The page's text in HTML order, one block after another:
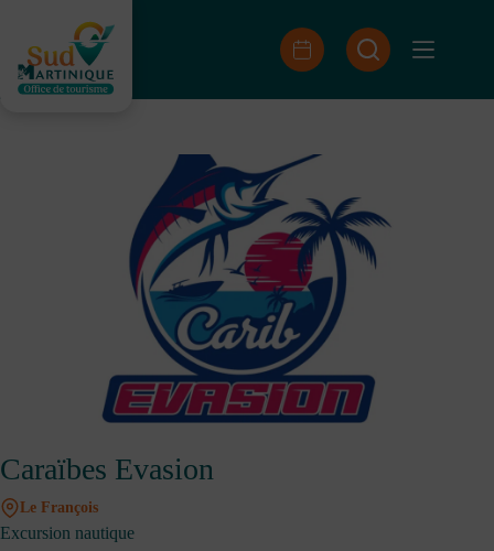
contenu
Caraïbes Evasion
Le François
Excursion nautique